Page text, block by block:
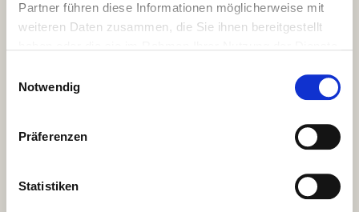
Partner führen diese Informationen möglicherweise mit
weiteren Daten zusammen, die Sie ihnen bereitgestellt
Notwendig
Präferenzen
Statistiken